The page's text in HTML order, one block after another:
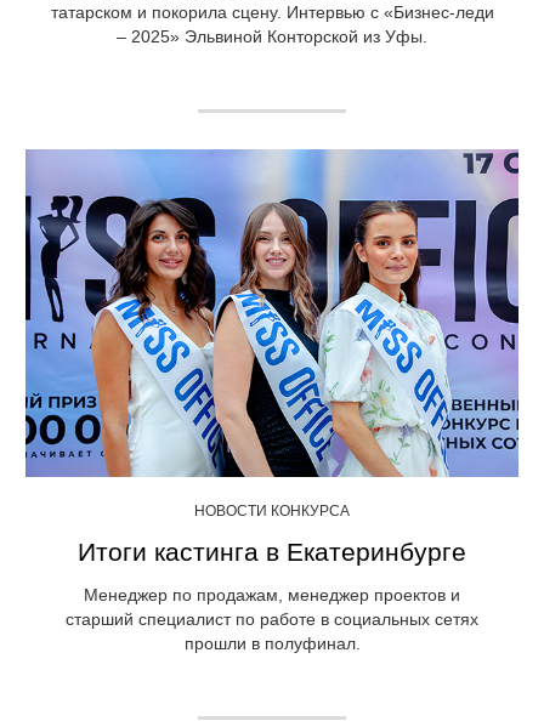
татарском и покорила сцену. Интервью с «Бизнес-леди
– 2025» Эльвиной Конторской из Уфы.
НОВОСТИ КОНКУРСА
Итоги кастинга в Екатеринбурге
Менеджер по продажам, менеджер проектов и
старший специалист по работе в социальных сетях
прошли в полуфинал.